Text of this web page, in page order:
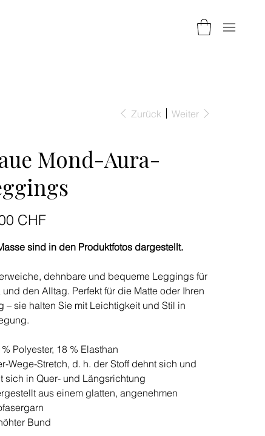
Zurück Weiter
Mond-Aura-
CHF
sind in den Produktfotos dargestellt.
dehnbare und bequeme Leggings für
und den Alltag. Perfekt für die Matte oder Ihren
– sie halten Sie mit Leichtigkeit und Stil in
Polyester, 18 % Elasthan
Wege-Stretch, d. h. der Stoff dehnt sich und
sich in Quer- und Längsrichtung
aus einem glatten, angenehmen
Bund